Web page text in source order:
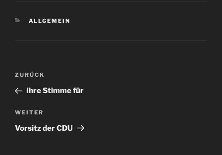
KATEGORIEN
ALLGEMEIN
Beitragsnavigation
Vorheriger
Beitrag
ZURÜCK
Ihre Stimme für
Nächster
Beitrag
WEITER
Vorsitz der CDU